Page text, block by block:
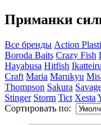
Приманки
Все бренды Action
Boroda Baits Crazy Fish
Hayabusa Hitfish Ikatteiru
Craft Maria Marukyu
Thompson Sakura
Stinger Storm Tict Xesta
Сортировать по: